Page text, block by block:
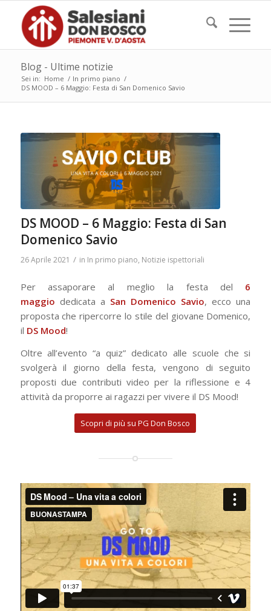
Blog - Ultime notizie
Sei in: Home / In primo piano /
DS MOOD – 6 Maggio: Festa di San Domenico Savio
DS MOOD – 6 Maggio: Festa di San
Domenico Savio
26 Aprile 2021 / in In primo piano, Notizie ispettoriali
Per assaporare al meglio la festa del 6
maggio dedicata a San Domenico Savio, ecco una
proposta che ripercorre lo stile del giovane Domenico,
il DS Mood!
Oltre all’evento “a quiz” dedicato alle scuole che si
svolgerà il giorno della festa, vengono di seguito
proposti due contributi video per la riflessione e 4
attività da proporre ai ragazzi per vivere il DS Mood!
Scopri di più su PG Don Bosco